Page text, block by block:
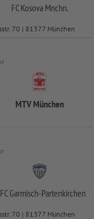
FC Kosova Mnchn.
70 | 81377 München
MTV München
Garmisch-Partenkirchen
70 | 81377 München